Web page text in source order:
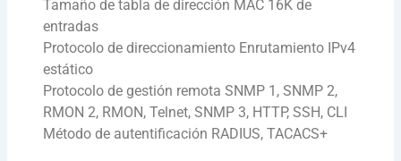
Tamaño de tabla de dirección MAC 16K de
entradas
Protocolo de direccionamiento Enrutamiento IPv4
estático
Protocolo de gestión remota SNMP 1, SNMP 2,
RMON 2, RMON, Telnet, SNMP 3, HTTP, SSH, CLI
Método de autentificación RADIUS, TACACS+